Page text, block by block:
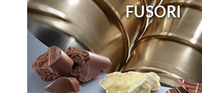
FUSORI